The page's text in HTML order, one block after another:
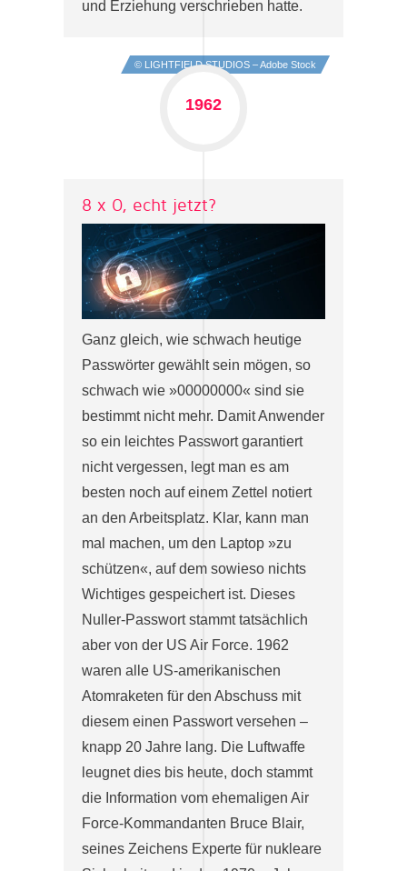
und Erziehung verschrieben hatte.
© LIGHTFIELD STUDIOS – Adobe Stock
1962
8 x 0, echt jetzt?
Ganz gleich, wie schwach heutige
Passwörter gewählt sein mögen, so
schwach wie »00000000« sind sie
bestimmt nicht mehr. Damit Anwender
so ein leichtes Passwort garantiert
nicht vergessen, legt man es am
besten noch auf einem Zettel notiert
an den Arbeitsplatz. Klar, kann man
mal machen, um den Laptop »zu
schützen«, auf dem sowieso nichts
Wichtiges gespeichert ist. Dieses
Nuller-Passwort stammt tatsächlich
aber von der US Air Force. 1962
waren alle US-amerikanischen
Atomraketen für den Abschuss mit
diesem einen Passwort versehen –
knapp 20 Jahre lang. Die Luftwaffe
leugnet dies bis heute, doch stammt
die Information vom ehemaligen Air
Force-Kommandanten Bruce Blair,
seines Zeichens Experte für nukleare